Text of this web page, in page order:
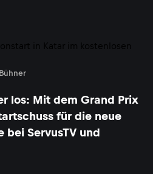
los: Mit dem Grand Prix
für die neue
bei ServusTV und